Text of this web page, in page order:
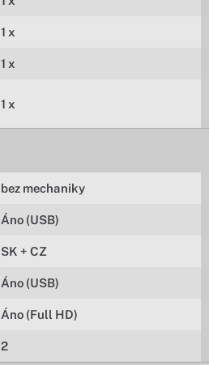
1 x
1 x
1 x
bez mechaniky
Áno (USB)
SK + CZ
Áno (USB)
Áno (Full HD)
2